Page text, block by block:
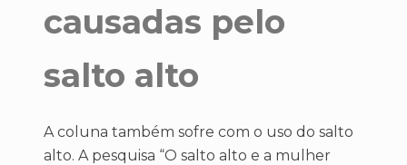
causadas pelo
salto alto
A coluna também sofre com o uso do salto
alto. A pesquisa “O salto alto e a mulher